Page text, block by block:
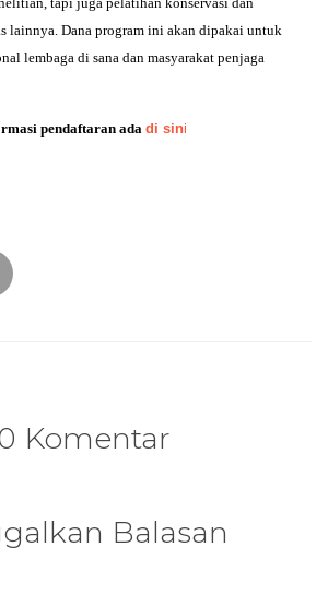
lainnya. Dana program ini akan dipakai untuk
lembaga di sana dan masyarakat penjaga
pendaftaran ada di sini
Komentar
Balasan